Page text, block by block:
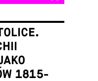
1815-